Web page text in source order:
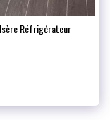
Réfrigérateur